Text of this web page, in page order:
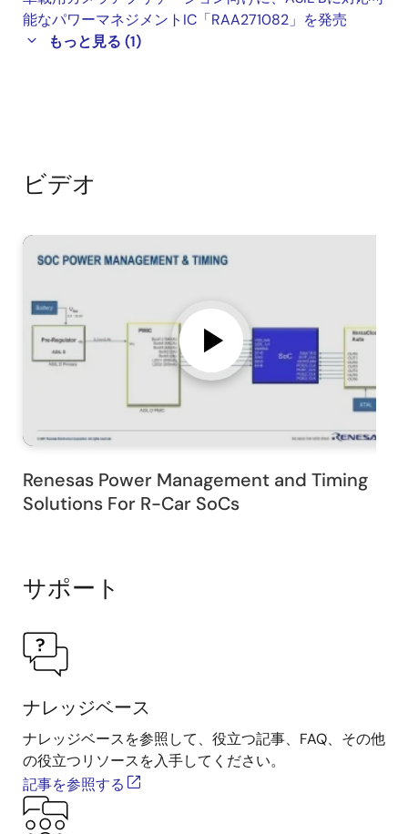
能なパワーマネジメントIC「RAA271082」を発売
もっと見る (1)
ビデオ
Renesas Power Management and Timing
Solutions For R-Car SoCs
サポート
ナレッジベース
ナレッジベースを参照して、役立つ記事、FAQ、その他
の役立つリソースを入手してください。
記事を参照する